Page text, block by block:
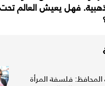
فهل يعيش العالم
المحافظ: فلسفة المرأة